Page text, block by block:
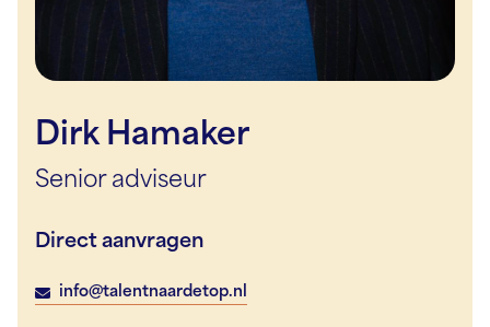
Dirk Hamaker
Senior adviseur
Direct aanvragen
info@talentnaardetop.nl